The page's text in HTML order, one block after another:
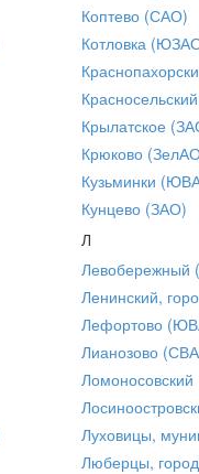
Коптево (САО)
Котловка
Крылатское
Крюково
Кузьминки
Кунцево (ЗАО)
Л
Ленинский,
Лефортово
Лианозово
Луховицы,
Люберцы,